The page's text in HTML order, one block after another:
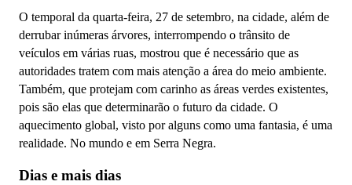
O temporal da quarta-feira, 27 de setembro, na cidade, além de
derrubar inúmeras árvores, interrompendo o trânsito de
veículos em várias ruas, mostrou que é necessário que as
autoridades tratem com mais atenção a área do meio ambiente.
Também, que protejam com carinho as áreas verdes existentes,
pois são elas que determinarão o futuro da cidade. O
aquecimento global, visto por alguns como uma fantasia, é uma
realidade. No mundo e em Serra Negra.
Dias e mais dias